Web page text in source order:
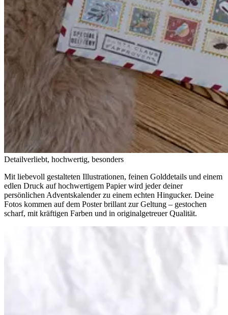
Detailverliebt, hochwertig, besonders
Mit liebevoll gestalteten Illustrationen, feinen Golddetails und einem
edlen Druck auf hochwertigem Papier wird jeder deiner
persönlichen Adventskalender zu einem echten Hingucker. Deine
Fotos kommen auf dem Poster brillant zur Geltung – gestochen
scharf, mit kräftigen Farben und in originalgetreuer Qualität.